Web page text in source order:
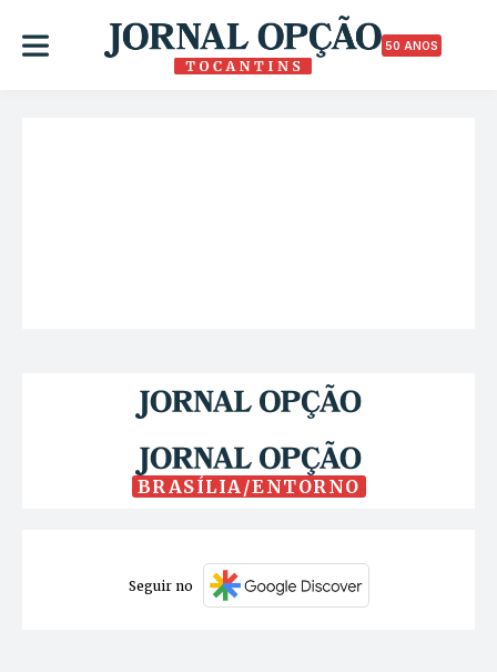
50 ANOS
BRASÍLIA/ENTORNO
Seguir no